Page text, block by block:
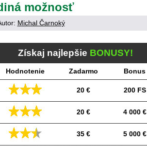
možnosť
Michal Čarnoký
Získaj najlepšie BONUSY!
Hodnotenie Zadarmo Bonus
20 € 200 FS
20 € 4 000 €
35 € 5 000 €